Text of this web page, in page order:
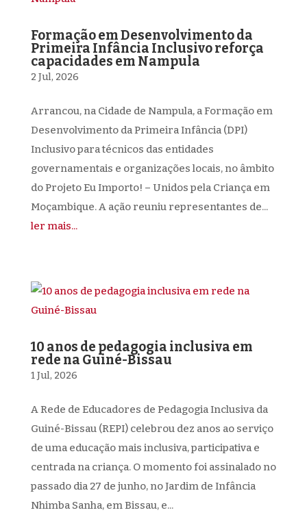
Formação em Desenvolvimento da
Primeira Infância Inclusivo reforça
capacidades em Nampula
2 Jul, 2026
Arrancou, na Cidade de Nampula, a Formação em
Desenvolvimento da Primeira Infância (DPI)
Inclusivo para técnicos das entidades
governamentais e organizações locais, no âmbito
do Projeto Eu Importo! – Unidos pela Criança em
Moçambique. A ação reuniu representantes de...
ler mais...
10 anos de pedagogia inclusiva em
rede na Guiné-Bissau
1 Jul, 2026
A Rede de Educadores de Pedagogia Inclusiva da
Guiné-Bissau (REPI) celebrou dez anos ao serviço
de uma educação mais inclusiva, participativa e
centrada na criança. O momento foi assinalado no
passado dia 27 de junho, no Jardim de Infância
Nhimba Sanha, em Bissau, e...